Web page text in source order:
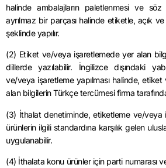
halinde ambalajların paletlenmesi ve
ayrılmaz bir parçası halinde etiketle, açık
şeklinde yapılır.
(2) Etiket ve/veya işaretlemede yer alan
dillerde yazılabilir. İngilizce dışındaki
ve/veya işaretleme yapılması halinde,
alan bilgilerin Türkçe tercümesi firma
(3) İthalat denetiminde, etiketleme ve/veya
ürünlerin ilgili standardına karşılık gelen
uygulanabilir.
(4) İthalata konu ürünler için parti numarası